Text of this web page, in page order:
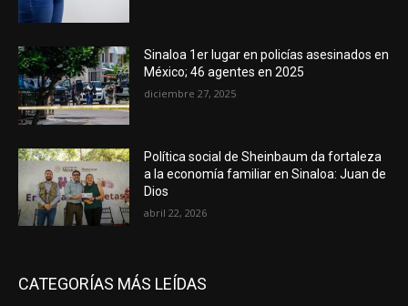
Sinaloa 1er lugar en policías asesinados en
México; 46 agentes en 2025
diciembre 27, 2025
Política social de Sheinbaum da fortaleza
a la economía familiar en Sinaloa: Juan de
Dios
abril 22, 2026
CATEGORÍAS MÁS LEÍDAS